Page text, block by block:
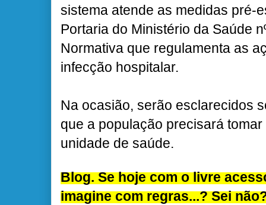
sistema atende as medidas pré-
Portaria do Ministério da Saúde
Normativa que regulamenta as
infecção hospitalar.
Na ocasião, serão esclarecidos
que a população precisará
unidade de saúde.
Blog. Se hoje com o livre
imagine com regras...? Sei